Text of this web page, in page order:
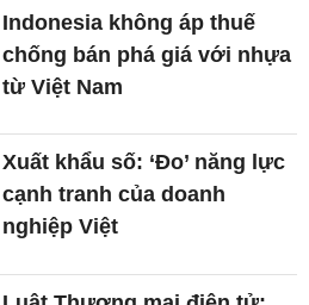
Indonesia không áp thuế
chống bán phá giá với nhựa
từ Việt Nam
Xuất khẩu số: ‘Đo’ năng lực
cạnh tranh của doanh
nghiệp Việt